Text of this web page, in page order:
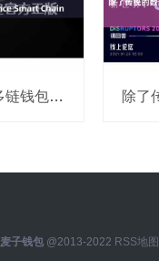
Bin麦子钱包多链钱包ance Smart Chain
麦子钱包 @2013-2022 RSS地图